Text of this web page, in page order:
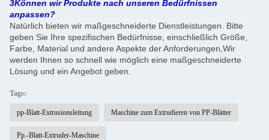
3Können wir Produkte nach unseren Bedürfnissen
anpassen?
Natürlich bieten wir maßgeschneiderte Dienstleistungen. Bitte
geben Sie Ihre spezifischen Bedürfnisse, einschließlich Größe,
Farbe, Material und andere Aspekte der Anforderungen,Wir
werden Ihnen so schnell wie möglich eine maßgeschneiderte
Lösung und ein Angebot geben.
Tags:
pp-Blatt-Extrusionsleitung Maschine zum Extrudieren von PP-Blätter
Pp.-Blatt-Extruder-Maschine